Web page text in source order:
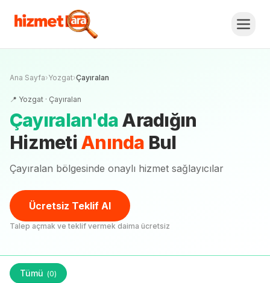
Ana Sayfa›Yozgat›Çayıralan
📍 Yozgat · Çayıralan
Çayıralan'daAradığın
Hizmeti Anında Bul
Çayıralan bölgesinde onaylı hizmet sağlayıcılar
Ücretsiz Teklif Al
Talep açmak ve teklif vermek daima ücretsiz
Tümü (0)